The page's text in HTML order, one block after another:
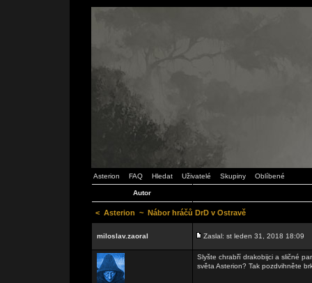
Asterion FAQ Hledat Uživatelé Skupiny Oblíbené
Autor
< Asterion ~ Nábor hráčů DrD v Ostravě
miloslav.zaoral Zaslal: st leden 31, 2018 18:09
Slyšte chrabří drakobijci a sličné
světa Asterion? Tak pozdvihněte